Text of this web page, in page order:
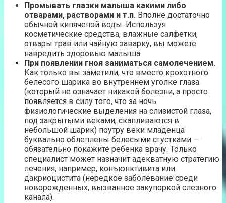
Промывать глазки малыша какими либо
отварами, растворами и т.п. Вполне достаточно
обычной кипяченой воды. Используя
косметические средства, влажные салфетки,
отвары трав или чайную заварку, вы можете
навредить здоровью малыша.
При появлении гноя заниматься самолечением.
Как только вы заметили, что вместо крохотного
белесого шарика во внутреннем уголке глаза
(который не означает никакой болезни, а просто
появляется в силу того, что за ночь
физиологические выделения на слизистой глаза,
под закрытыми веками, скапливаются в
небольшой шарик) поутру веки младенца
буквально облеплены белесыми сгустками —
обязательно покажите ребенка врачу. Только
специалист может назначит адекватную стратегию
лечения, например, конъюнктивита или
дакриоцистита (нередкое заболевание среди
новорожденных, вызванное закупоркой слезного
канала).